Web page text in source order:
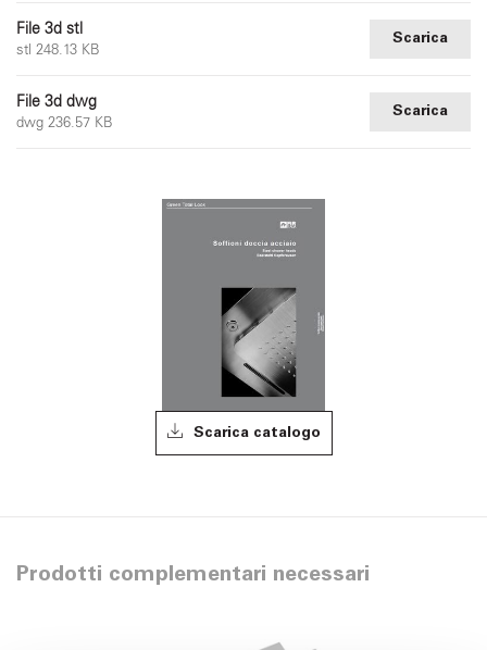
File 3d stl
stl 248.13 KB
Scarica
File 3d dwg
dwg 236.57 KB
Scarica
Scarica catalogo
Prodotti complementari necessari